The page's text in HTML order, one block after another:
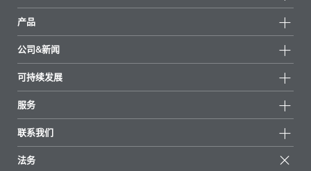
产品
所有产品
重点推荐
公司&新闻
新闻
新闻和媒体
地区和分销商
展会和活动
可持续发展
可持续产品
成功案例
EcoVadis
服务
起始配方
文章
联系我们
法务